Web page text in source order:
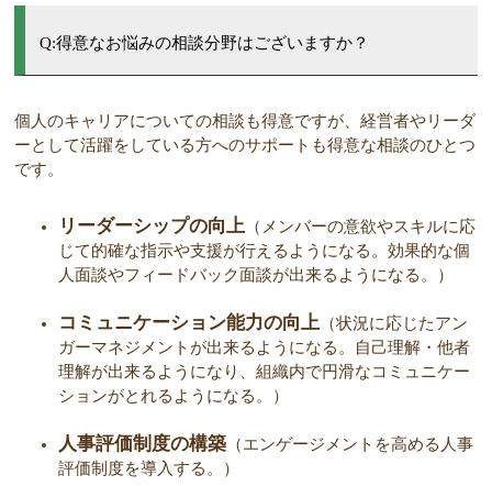
Q:得意なお悩みの相談分野はございますか？
個人のキャリアについての相談も得意ですが、経営者やリーダ
ーとして活躍をしている方へのサポートも得意な相談のひとつ
です。
リーダーシップの向上 （メンバーの意欲やスキルに応
じて的確な指示や支援が行えるようになる。効果的な個
人面談やフィードバック面談が出来るようになる。）
コミュニケーション能力の向上 （状況に応じたアン
ガーマネジメントが出来るようになる。自己理解・他者
理解が出来るようになり、組織内で円滑なコミュニケー
ションがとれるようになる。）
人事評価制度の構築 （エンゲージメントを高める人事
評価制度を導入する。）